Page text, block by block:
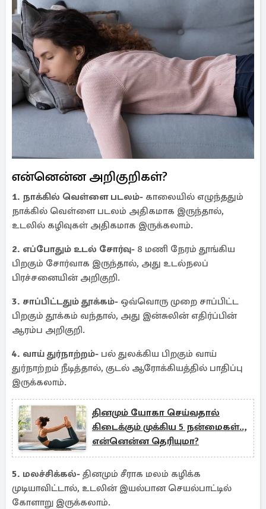
என்னென்ன அறிகுறிகள்?
1. நாக்கில் வெள்ளை படலம்- காலையில் எழுந்ததும்
நாக்கில் வெள்ளை படலம் அதிகமாக இருந்தால்,
உடலில் கழிவுகள் அதிகமாக இருக்கலாம்.
2. எப்போதும் உடல் சோர்வு- 8 மணி நேரம் தூங்கிய
பிறகும் சோர்வாக இருந்தால், அது உடல்நலப்
பிரச்சனையின் அறிகுறி.
3. சாப்பிட்டதும் தூக்கம்- ஒவ்வொரு முறை சாப்பிட்ட
பிறகும் தூக்கம் வந்தால், அது இன்சுலின் எதிர்ப்பின்
ஆரம்ப அறிகுறி.
4. வாய் துர்நாற்றம்- பல் துலக்கிய பிறகும் வாய்
துர்நாற்றம் நீடித்தால், குடல் ஆரோக்கியத்தில் பாதிப்பு
இருக்கலாம்.
தினமும் யோகா செய்வதால்
கிடைக்கும் முக்கிய 5 நன்மைகள்..,
என்னென்ன தெரியுமா?
5. மலச்சிக்கல்- தினமும் சீராக மலம் கழிக்க
முடியாவிட்டால், உடலின் இயல்பான செயல்பாட்டில்
கோளாறு இருக்கலாம்.